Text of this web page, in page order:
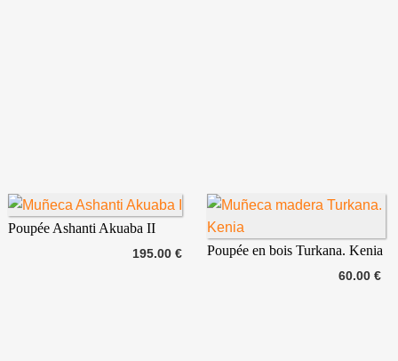
195.00 €
Poupée Ashanti Akuaba II
60.00 €
Poupée en bois Turkana. Kenia